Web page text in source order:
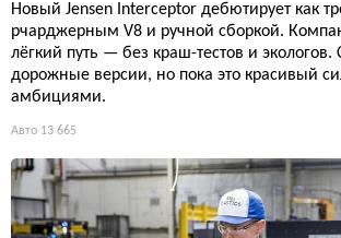
Новый Jensen Interceptor дебютирует как
рчарджерным V8 и ручной сборкой.
лёгкий путь — без краш-тестов и
дорожные версии, но пока это красивый
амбициями.
Авто 13 665